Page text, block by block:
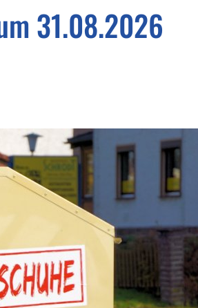
31.08.2026